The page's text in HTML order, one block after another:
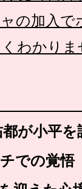
の加入
わかりま
が小平を
での覚悟